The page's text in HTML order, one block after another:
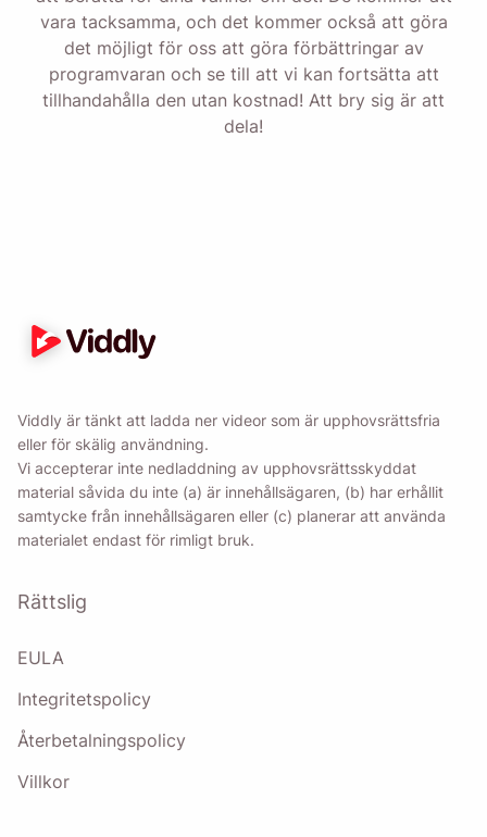
vara tacksamma, och det kommer också att göra
det möjligt för oss att göra förbättringar av
programvaran och se till att vi kan fortsätta att
tillhandahålla den utan kostnad! Att bry sig är att
dela!
Viddly är tänkt att ladda ner videor som är upphovsrättsfria
eller för skälig användning.
Vi accepterar inte nedladdning av upphovsrättsskyddat
material såvida du inte (a) är innehållsägaren, (b) har erhållit
samtycke från innehållsägaren eller (c) planerar att använda
materialet endast för rimligt bruk.
Rättslig
EULA
Integritetspolicy
Återbetalningspolicy
Villkor
Name
Email